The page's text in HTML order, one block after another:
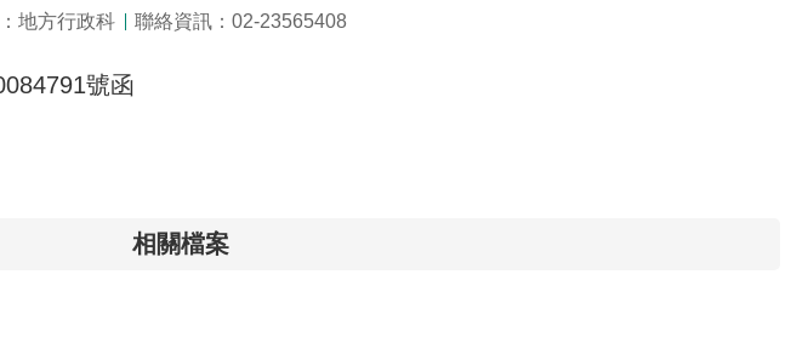
地方行政科 聯絡資訊：02-23565408
號函
相關檔案